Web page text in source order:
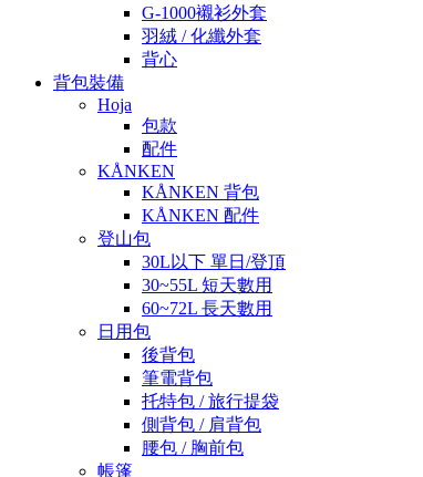
G-1000襯衫外套
羽絨 / 化纖外套
背心
背包裝備
Hoja
包款
配件
KÅNKEN
KÅNKEN 背包
KÅNKEN 配件
登山包
30L以下 單日/登頂
30~55L 短天數用
60~72L 長天數用
日用包
後背包
筆電背包
托特包 / 旅行提袋
側背包 / 肩背包
腰包 / 胸前包
帳篷